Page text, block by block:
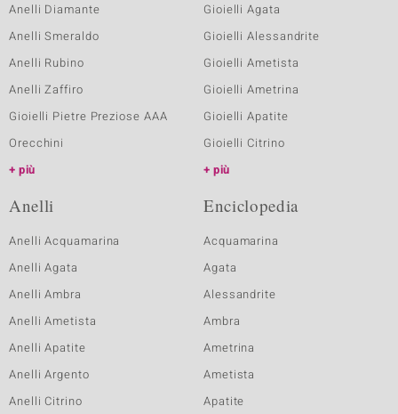
Anelli Diamante
Anelli Smeraldo
Anelli Rubino
Anelli Zaffiro
Gioielli Pietre Preziose AAA
Orecchini
più
Gioielli Agata
Gioielli Alessandrite
Gioielli Ametista
Gioielli Ametrina
Gioielli Apatite
Gioielli Citrino
più
Anelli
Anelli Acquamarina
Anelli Agata
Anelli Ambra
Anelli Ametista
Anelli Apatite
Anelli Argento
Anelli Citrino
Enciclopedia
Acquamarina
Agata
Alessandrite
Ambra
Ametrina
Ametista
Apatite